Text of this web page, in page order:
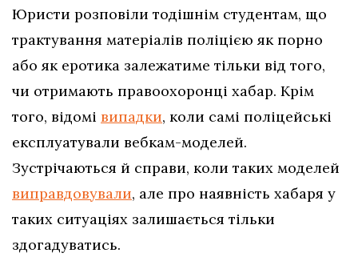
Юристи розповіли тодішнім студентам, що
трактування матеріалів поліцією як порно
або як еротика залежатиме тільки від того,
чи отримають правоохоронці хабар. Крім
того, відомі випадки, коли самі поліцейські
експлуатували вебкам-моделей.
Зустрічаються й справи, коли таких моделей
виправдовували, але про наявність хабаря у
таких ситуаціях залишається тільки
здогадуватись.